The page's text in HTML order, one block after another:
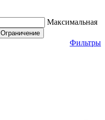
Максимальная
Ограничение
Фильтры